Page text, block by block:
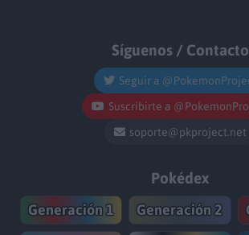
Síguenos / Contacto
Seguir a
Suscribirte a
soporte@pkproject.net
Pokédex
Generación 1
Generación 2